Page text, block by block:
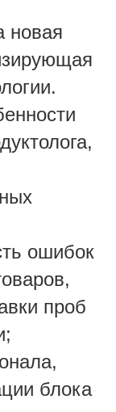
новая
ошибок
проб
блока